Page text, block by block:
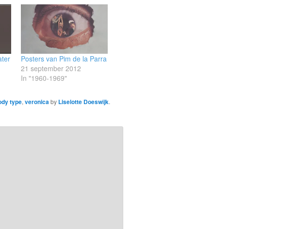
Posters van Pim de la Parra
21 september 2012
In "1960-1969"
type, veronicaby Liselotte Doeswijk.